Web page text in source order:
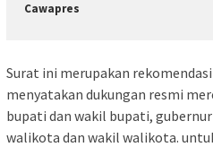
Cawapres
Surat ini merupakan
menyatakan dukungan resmi
bupati dan wakil bupati,
walikota dan wakil walikota.